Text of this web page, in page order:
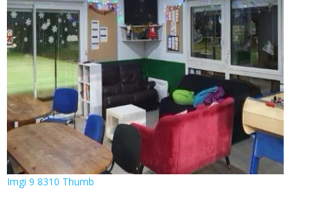
Imgi 9 8310 Thumb